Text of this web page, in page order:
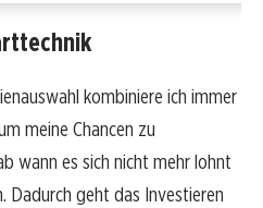
kombiniere ich immer
meine Chancen zu
wann es sich nicht mehr lohnt
geht das Investieren